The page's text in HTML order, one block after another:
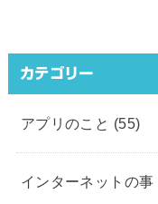
カテゴリー
アプリのこと (55)
インターネットの事